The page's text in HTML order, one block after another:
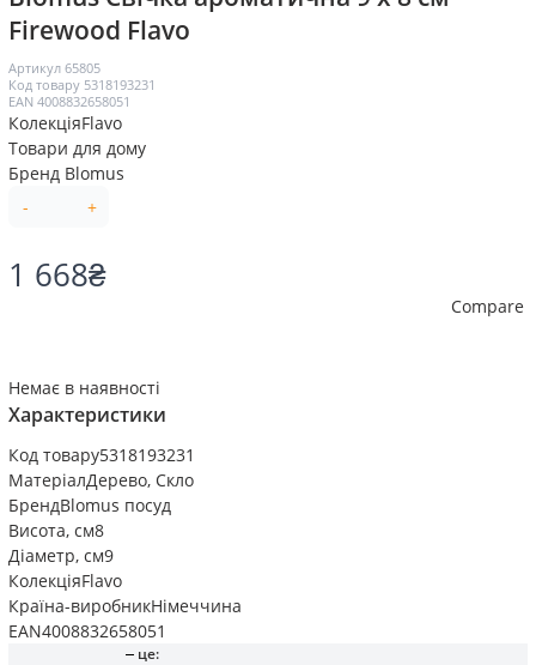
Firewood Flavo
Артикул 65805
Код товару 5318193231
EAN 4008832658051
КолекціяFlavo
Товари для дому
Бренд Blomus
-
+
1 668₴
Compare
Немає в наявності
Характеристики
Код товару5318193231
МатеріалДерево, Скло
БрендBlomus посуд
Висота, см8
Діаметр, см9
КолекціяFlavo
Країна-виробникНімеччина
EAN4008832658051
це: